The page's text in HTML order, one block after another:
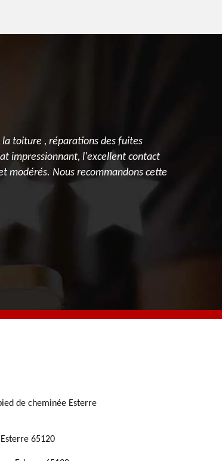
toiture , réparations des fuites
impressionnant, l'excellent contact
modérés. Nous recommandons cette
de cheminée Esterre
65120